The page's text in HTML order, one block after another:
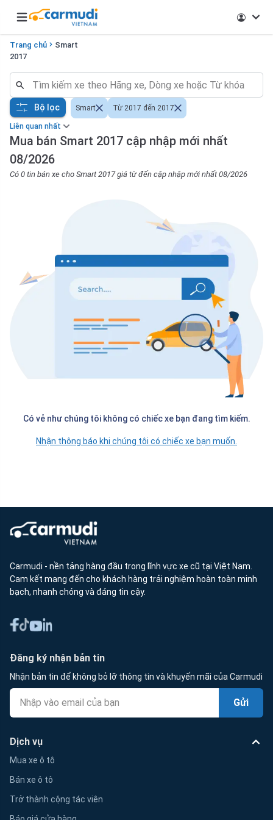
Open main menu
Trang chủ
Smart
2017
Liên quan nhất
Mua bán Smart 2017 cập nhập mới nhất
08/2026
Có 0 tin bán xe cho Smart 2017 giá từ đến cập nhập mới nhất 08/2026
Bộ lọc Smart Từ 2017 đến 2017
Có vẻ như chúng tôi không có chiếc xe bạn đang tìm kiếm.
Nhận thông báo khi chúng tôi có chiếc xe bạn muốn.
Carmudi - nền tảng hàng đầu trong lĩnh vực xe cũ tại Việt Nam.
Cam kết mang đến cho khách hàng trải nghiệm hoàn toàn minh
bạch, nhanh chóng và đáng tin cậy.
Đăng ký nhận bản tin
Nhận bản tin để không bỏ lỡ thông tin và khuyến mãi của Carmudi
Gửi
Dịch vụ
Mua xe ô tô
Bán xe ô tô
Trở thành cộng tác viên